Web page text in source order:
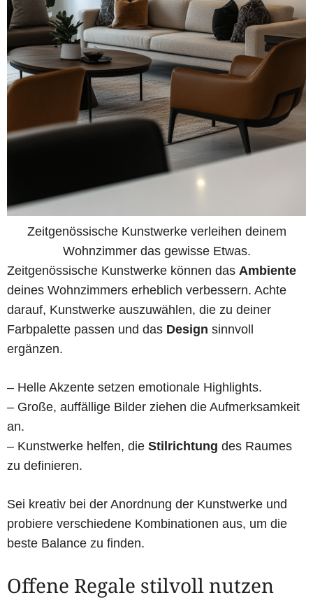
Zeitgenössische Kunstwerke verleihen deinem
Wohnzimmer das gewisse Etwas.
Zeitgenössische Kunstwerke können das Ambiente
deines Wohnzimmers erheblich verbessern. Achte
darauf, Kunstwerke auszuwählen, die zu deiner
Farbpalette passen und das Design sinnvoll
ergänzen.
– Helle Akzente setzen emotionale Highlights.
– Große, auffällige Bilder ziehen die Aufmerksamkeit
an.
– Kunstwerke helfen, die Stilrichtung des Raumes
zu definieren.
Sei kreativ bei der Anordnung der Kunstwerke und
probiere verschiedene Kombinationen aus, um die
beste Balance zu finden.
Offene Regale stilvoll nutzen